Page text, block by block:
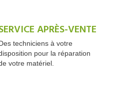
APRÈS-VENTE
techniciens à votre
pour la réparation
votre matériel.